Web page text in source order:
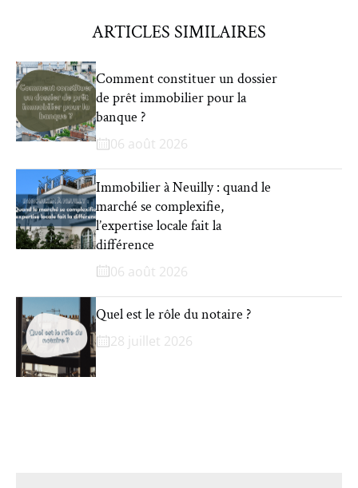
ARTICLES SIMILAIRES
Comment constituer un dossier
de prêt immobilier pour la
banque ?
06 août 2026
Immobilier à Neuilly : quand le
marché se complexifie,
l’expertise locale fait la
différence
06 août 2026
Quel est le rôle du notaire ?
28 juillet 2026